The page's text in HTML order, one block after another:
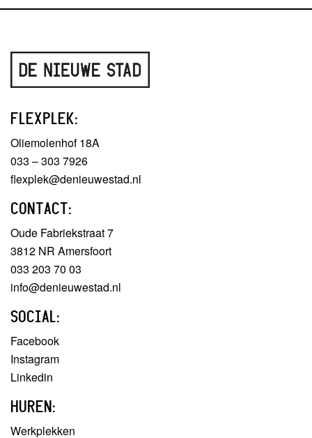
FLEXPLEK:
Oliemolenhof 18A
033 – 303 7926
flexplek@denieuwestad.nl
CONTACT:
Oude Fabriekstraat 7
3812 NR Amersfoort
033 203 70 03
info@denieuwestad.nl
SOCIAL:
Facebook
Instagram
Linkedin
HUREN:
Werkplekken